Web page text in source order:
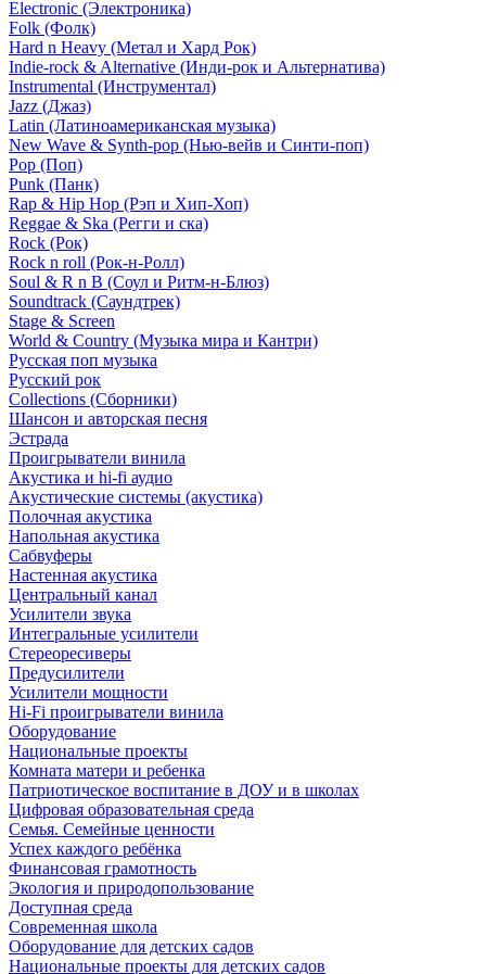
Electronic (Электроника)
Folk (Фолк)
Hard n Heavy (Метал и Хард Рок)
Indie-rock & Alternative (Инди-рок и Альтернатива)
Instrumental (Инструментал)
Jazz (Джаз)
Latin (Латиноамериканская музыка)
New Wave & Synth-pop (Нью-вейв и Синти-поп)
Pop (Поп)
Punk (Панк)
Rap & Hip Hop (Рэп и Хип-Хоп)
Reggae & Ska (Регги и ска)
Rock (Рок)
Rock n roll (Рок-н-Ролл)
Soul & R n B (Соул и Ритм-н-Блюз)
Soundtrack (Саундтрек)
Stage & Screen
World & Country (Музыка мира и Кантри)
Русская поп музыка
Русский рок
Сollections (Сборники)
Шансон и авторская песня
Эстрада
Проигрыватели винила
Акустика и hi-fi аудио
Акустические системы (акустика)
Полочная акустика
Напольная акустика
Сабвуферы
Настенная акустика
Центральный канал
Усилители звука
Интегральные усилители
Стереоресиверы
Предусилители
Усилители мощности
Hi-Fi проигрыватели винила
Оборудование
Национальные проекты
Комната матери и ребенка
Патриотическое воспитание в ДОУ и в школах
Цифровая образовательная среда
Семья. Семейные ценности
Успех каждого ребёнка
Финансовая грамотность
Экология и природопользование
Доступная среда
Современная школа
Оборудование для детских садов
Национальные проекты для детских садов